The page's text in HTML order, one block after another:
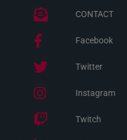
CONTACT
Facebook
Twitter
Instagram
Twitch